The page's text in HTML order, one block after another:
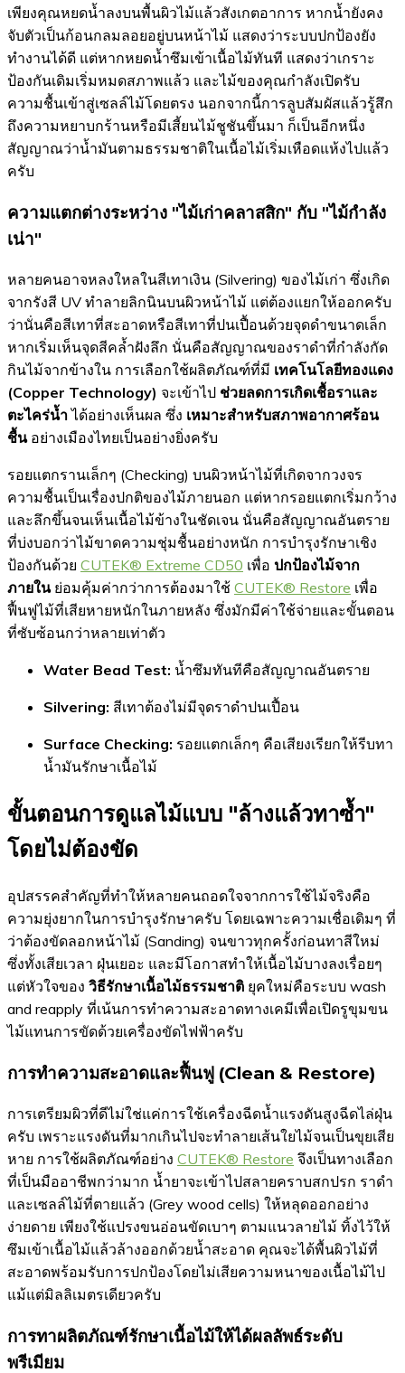
เพียงคุณหยดน้ำลงบนพื้นผิวไม้แล้วสังเกตอาการ หากน้ำยังคง
จับตัวเป็นก้อนกลมลอยอยู่บนหน้าไม้ แสดงว่าระบบปกป้องยัง
ทำงานได้ดี แต่หากหยดน้ำซึมเข้าเนื้อไม้ทันที แสดงว่าเกราะ
ป้องกันเดิมเริ่มหมดสภาพแล้ว และไม้ของคุณกำลังเปิดรับ
ความชื้นเข้าสู่เซลล์ไม้โดยตรง นอกจากนี้การลูบสัมผัสแล้วรู้สึก
ถึงความหยาบกร้านหรือมีเสี้ยนไม้ชูชันขึ้นมา ก็เป็นอีกหนึ่ง
สัญญาณว่าน้ำมันตามธรรมชาติในเนื้อไม้เริ่มเหือดแห้งไปแล้ว
ครับ
ความแตกต่างระหว่าง "ไม้เก่าคลาสสิก" กับ "ไม้กำลัง
เน่า"
หลายคนอาจหลงใหลในสีเทาเงิน (Silvering) ของไม้เก่า ซึ่งเกิด
จากรังสี UV ทำลายลิกนินบนผิวหน้าไม้ แต่ต้องแยกให้ออกครับ
ว่านั่นคือสีเทาที่สะอาดหรือสีเทาที่ปนเปื้อนด้วยจุดดำขนาดเล็ก
หากเริ่มเห็นจุดสีคล้ำฝังลึก นั่นคือสัญญาณของราดำที่กำลังกัด
กินไม้จากข้างใน การเลือกใช้ผลิตภัณฑ์ที่มี เทคโนโลยีทองแดง
(Copper Technology) จะเข้าไป ช่วยลดการเกิดเชื้อราและ
ตะไคร่น้ำได้อย่างเห็นผล ซึ่ง เหมาะสำหรับสภาพอากาศร้อน
ชื้นอย่างเมืองไทยเป็นอย่างยิ่งครับ
รอยแตกรานเล็กๆ (Checking) บนผิวหน้าไม้ที่เกิดจากวงจร
ความชื้นเป็นเรื่องปกติของไม้ภายนอก แต่หากรอยแตกเริ่มกว้าง
และลึกขึ้นจนเห็นเนื้อไม้ข้างในชัดเจน นั่นคือสัญญาณอันตราย
ที่บ่งบอกว่าไม้ขาดความชุ่มชื้นอย่างหนัก การบำรุงรักษาเชิง
ป้องกันด้วย CUTEK® Extreme CD50 เพื่อ ปกป้องไม้จาก
ภายในย่อมคุ้มค่ากว่าการต้องมาใช้ CUTEK® Restore เพื่อ
ฟื้นฟูไม้ที่เสียหายหนักในภายหลัง ซึ่งมักมีค่าใช้จ่ายและขั้นตอน
ที่ซับซ้อนกว่าหลายเท่าตัว
Water Bead Test: น้ำซึมทันทีคือสัญญาณอันตราย
Silvering: สีเทาต้องไม่มีจุดราดำปนเปื้อน
Surface Checking: รอยแตกเล็กๆ คือเสียงเรียกให้รีบทา
น้ำมันรักษาเนื้อไม้
ขั้นตอนการดูแลไม้แบบ "ล้างแล้วทาซ้ำ"
โดยไม่ต้องขัด
อุปสรรคสำคัญที่ทำให้หลายคนถอดใจจากการใช้ไม้จริงคือ
ความยุ่งยากในการบำรุงรักษาครับ โดยเฉพาะความเชื่อเดิมๆ ที่
ว่าต้องขัดลอกหน้าไม้ (Sanding) จนขาวทุกครั้งก่อนทาสีใหม่
ซึ่งทั้งเสียเวลา ฝุ่นเยอะ และมีโอกาสทำให้เนื้อไม้บางลงเรื่อยๆ
แต่หัวใจของ วิธีรักษาเนื้อไม้ธรรมชาติ ยุคใหม่คือระบบ wash
and reapply ที่เน้นการทำความสะอาดทางเคมีเพื่อเปิดรูขุมขน
ไม้แทนการขัดด้วยเครื่องขัดไฟฟ้าครับ
การทำความสะอาดและฟื้นฟู (Clean & Restore)
การเตรียมผิวที่ดีไม่ใช่แค่การใช้เครื่องฉีดน้ำแรงดันสูงฉีดไล่ฝุ่น
ครับ เพราะแรงดันที่มากเกินไปจะทำลายเส้นใยไม้จนเป็นขุยเสีย
หาย การใช้ผลิตภัณฑ์อย่าง CUTEK® Restore จึงเป็นทางเลือก
ที่เป็นมืออาชีพกว่ามาก น้ำยาจะเข้าไปสลายคราบสกปรก ราดำ
และเซลล์ไม้ที่ตายแล้ว (Grey wood cells) ให้หลุดออกอย่าง
ง่ายดาย เพียงใช้แปรงขนอ่อนขัดเบาๆ ตามแนวลายไม้ ทิ้งไว้ให้
ซึมเข้าเนื้อไม้แล้วล้างออกด้วยน้ำสะอาด คุณจะได้พื้นผิวไม้ที่
สะอาดพร้อมรับการปกป้องโดยไม่เสียความหนาของเนื้อไม้ไป
แม้แต่มิลลิเมตรเดียวครับ
การทาผลิตภัณฑ์รักษาเนื้อไม้ให้ได้ผลลัพธ์ระดับ
พรีเมียม